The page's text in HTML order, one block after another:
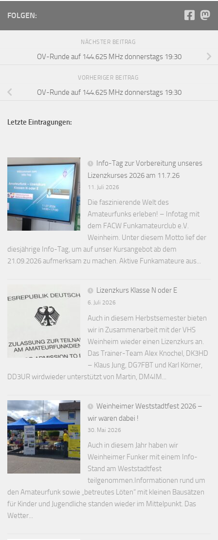
FOLGEN:
NÄCHSTER BEITRAG
OV-Runde auf 144.625 MHz donnerstags 19:30
VORHERIGER BEITRAG
OV-Runde auf 144.625 MHz donnerstags 19:30
Letzte Eintragungen:
Info-Tag zur Vorbereitung unseres
Lizenzkurses 2026 am 11.7.26
11. Juli 2026
Die faszinierende Welt des
Amateurfunks erleben! – Infotag mit
dem FACW Funkamateurclub e.V.
Weinheim. Unter diesem Motto lief der
diesjährige Info-Tag, um auf unser Kursangebot ab dem
21.09.2026 aufmerksam zu machen. Aktive Funkamateure aus...
Lizenzkurs Klasse N oder E
6. Juli 2026
Auch in diesem Herbstsemester bieten
wir in Zusammenarbeit mit der VHS
Weinheim wieder einen Lizenzkurs an.
Das Trainer-Team Alex Knochel, DK3HD
– Klaus Jung, DG7FBT und Karl Körner,
DD3UR wirdwieder unterstützt von Martin, DM4IM...
Weinheimer Weststadtfest 2026 –
wir waren dabei !
30. Mai 2026
Auch in diesem Jahr haben wir
Weinheimer Funker mit einem Info-
Stand am Weststadtfest
teilgenommen.Informationen rund um
den Amateurfunk sowie „betreutes Löten“ mit kleinen Bausätzen
für Kinder und Jugendliche standen wieder im Mittelpunkt. Das
Wetter...